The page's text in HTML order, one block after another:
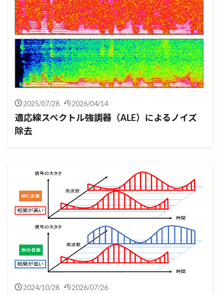
2025/07/28 2026/04/14
適応線スペクトル強調器（ALE）によるノイズ
除去
2024/10/28 2026/07/26